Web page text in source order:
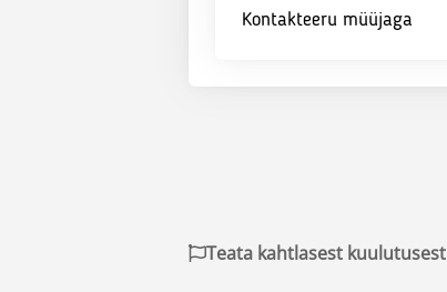
Kontakteeru müüjaga
Teata kahtlasest kuulutusest